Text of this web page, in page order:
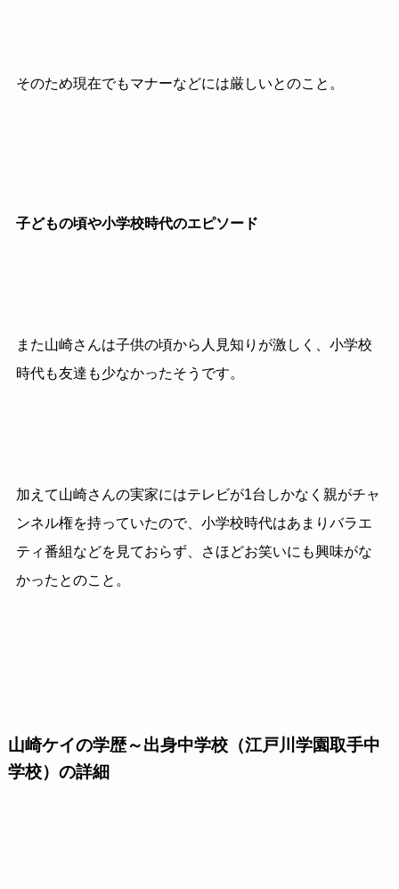
そのため現在でもマナーなどには厳しいとのこと。
子どもの頃や小学校時代のエピソード
また山崎さんは子供の頃から人見知りが激しく、小学校
時代も友達も少なかったそうです。
加えて山崎さんの実家にはテレビが1台しかなく親がチャ
ンネル権を持っていたので、小学校時代はあまりバラエ
ティ番組などを見ておらず、さほどお笑いにも興味がな
かったとのこと。
山崎ケイの学歴～出身中学校（江戸川学園取手中
学校）の詳細